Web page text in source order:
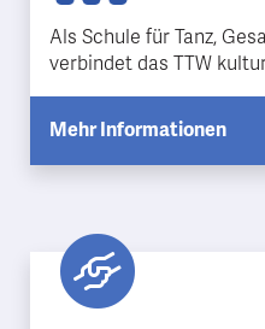
Als Schule für Tanz,
verbindet das TTW
Mehr Informationen